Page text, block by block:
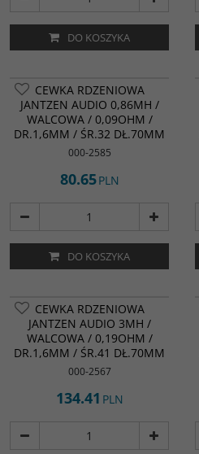
DO KOSZYKA
CEWKA RDZENIOWA
JANTZEN AUDIO 0,86MH /
WALCOWA / 0,09OHM /
DR.1,6MM / ŚR.32 DŁ.70MM
000-2585
80.65PLN
DO KOSZYKA
CEWKA RDZENIOWA
JANTZEN AUDIO 3MH /
WALCOWA / 0,19OHM /
DR.1,6MM / ŚR.41 DŁ.70MM
000-2567
134.41 PLN